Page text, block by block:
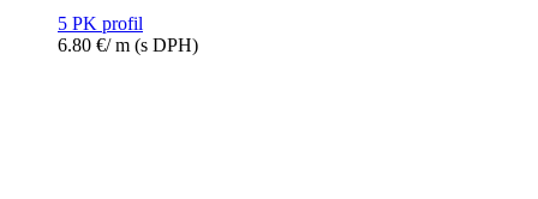
5 PK profil
6.80 €/ m (s DPH)